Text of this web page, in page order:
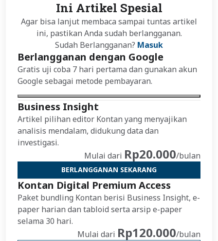
Ini Artikel Spesial
Agar bisa lanjut membaca sampai tuntas artikel
ini, pastikan Anda sudah berlangganan.
Sudah Berlangganan? Masuk
Berlangganan dengan Google
Gratis uji coba 7 hari pertama dan gunakan akun
Google sebagai metode pembayaran.
Business Insight
Artikel pilihan editor Kontan yang menyajikan
analisis mendalam, didukung data dan
investigasi.
Mulai dari Rp20.000/bulan
BERLANGGANAN SEKARANG
Kontan Digital Premium Access
Paket bundling Kontan berisi Business Insight, e-
paper harian dan tabloid serta arsip e-paper
selama 30 hari.
Mulai dari Rp120.000/bulan